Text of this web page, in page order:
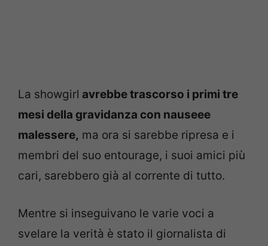
La showgirl avrebbe trascorso i primi tre
mesi della gravidanza con nauseee
malessere, ma ora si sarebbe ripresa e i
membri del suo entourage, i suoi amici più
cari, sarebbero già al corrente di tutto.
Mentre si inseguivano le varie voci a
svelare la verità è stato il giornalista di